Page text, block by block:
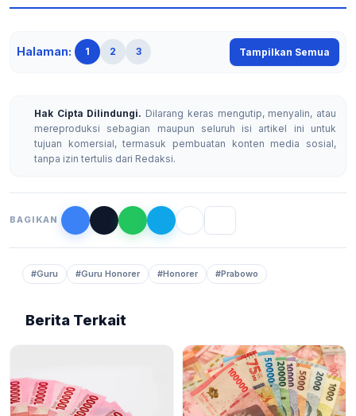
Halaman: 1 2 3 Tampilkan Semua
Hak Cipta Dilindungi. Dilarang keras mengutip, menyalin, atau
mereproduksi sebagian maupun seluruh isi artikel ini untuk
tujuan komersial, termasuk pembuatan konten media sosial,
tanpa izin tertulis dari Redaksi.
BAGIKAN
#Guru #Guru Honorer #Honorer #Prabowo
Berita Terkait